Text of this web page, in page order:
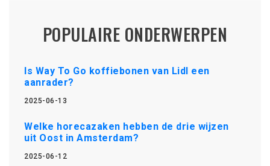
POPULAIRE ONDERWERPEN
Is Way To Go koffiebonen van Lidl een
aanrader?
2025-06-13
Welke horecazaken hebben de drie wijzen
uit Oost in Amsterdam?
2025-06-12